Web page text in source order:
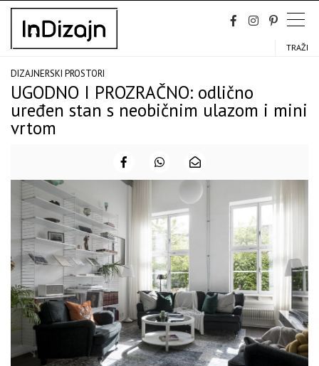
Skip
content
TRAŽI
DIZAJNERSKI PROSTORI
UGODNO I PROZRAČNO: odlično
uređen stan s neobičnim ulazom i mini
vrtom